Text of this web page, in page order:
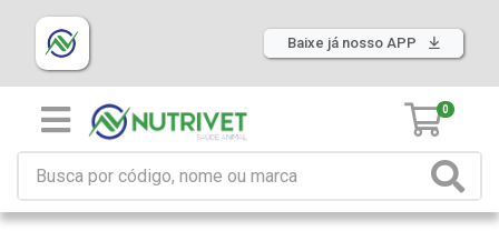
Baixe já nosso APP
0